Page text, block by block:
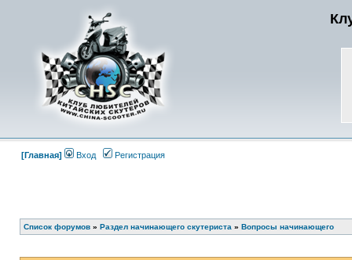
[Главная] Вход Регистрация
Список форумов » Раздел начинающего скутериста » Вопросы начинающего